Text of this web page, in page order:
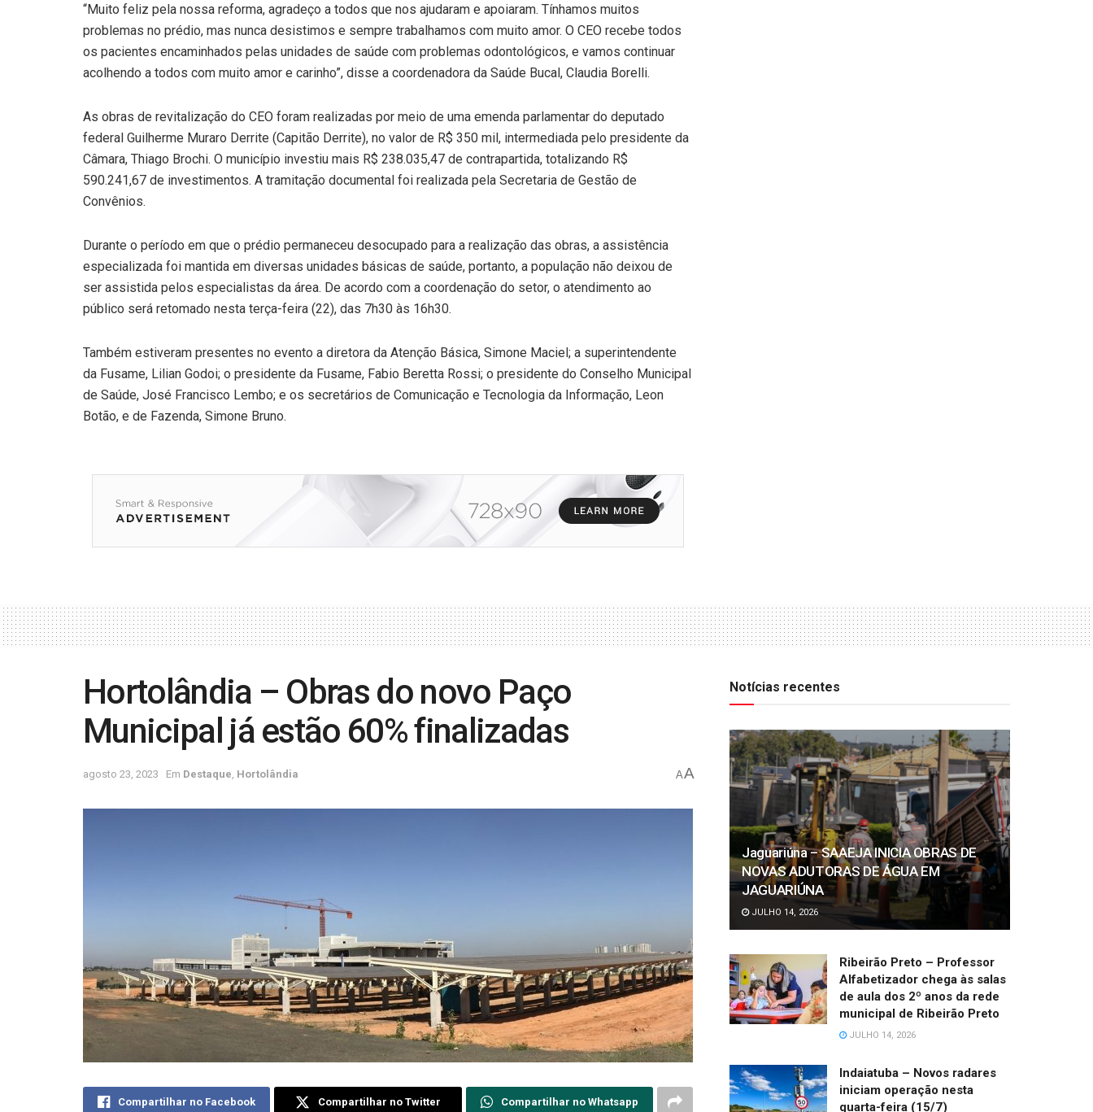
“Muito feliz pela nossa reforma, agradeço a todos que nos ajudaram e apoiaram. Tínhamos muitos
problemas no prédio, mas nunca desistimos e sempre trabalhamos com muito amor. O CEO recebe todos
os pacientes encaminhados pelas unidades de saúde com problemas odontológicos, e vamos continuar
acolhendo a todos com muito amor e carinho”, disse a coordenadora da Saúde Bucal, Claudia Borelli.
As obras de revitalização do CEO foram realizadas por meio de uma emenda parlamentar do deputado
federal Guilherme Muraro Derrite (Capitão Derrite), no valor de R$ 350 mil, intermediada pelo presidente da
Câmara, Thiago Brochi. O município investiu mais R$ 238.035,47 de contrapartida, totalizando R$
590.241,67 de investimentos. A tramitação documental foi realizada pela Secretaria de Gestão de
Convênios.
Durante o período em que o prédio permaneceu desocupado para a realização das obras, a assistência
especializada foi mantida em diversas unidades básicas de saúde, portanto, a população não deixou de
ser assistida pelos especialistas da área. De acordo com a coordenação do setor, o atendimento ao
público será retomado nesta terça-feira (22), das 7h30 às 16h30.
Também estiveram presentes no evento a diretora da Atenção Básica, Simone Maciel; a superintendente
da Fusame, Lilian Godoi; o presidente da Fusame, Fabio Beretta Rossi; o presidente do Conselho Municipal
de Saúde, José Francisco Lembo; e os secretários de Comunicação e Tecnologia da Informação, Leon
Botão, e de Fazenda, Simone Bruno.
Hortolândia – Obras do novo Paço
Municipal já estão 60% finalizadas
agosto 23, 2023 Em Destaque Hortolândia AA
Compartilhar no Facebook Compartilhar no Twitter Compartilhar no Whatsapp
Notícias recentes
Jaguariúna – SAAEJA INICIA OBRAS DE
NOVAS ADUTORAS DE ÁGUA EM
JAGUARIÚNA
JULHO 14, 2026
Ribeirão Preto – Professor
Alfabetizador chega às salas
de aula dos 2º anos da rede
municipal de Ribeirão Preto
JULHO 14, 2026
Indaiatuba – Novos radares
iniciam operação nesta
quarta-feira (15/7)